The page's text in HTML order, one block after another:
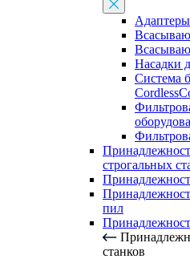
Насадки
Система
строгальных
пил
станков